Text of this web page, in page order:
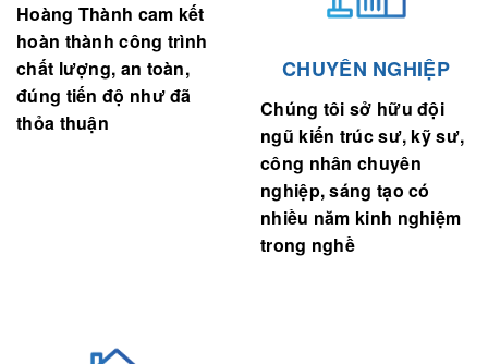
Hoàng Thành cam kết
hoàn thành công trình
chất lượng, an toàn,
đúng tiến độ như đã
thỏa thuận
CHUYÊN NGHIỆP
Chúng tôi sở hữu đội
ngũ kiến trúc sư, kỹ sư,
công nhân chuyên
nghiệp, sáng tạo có
nhiều năm kinh nghiệm
trong nghề